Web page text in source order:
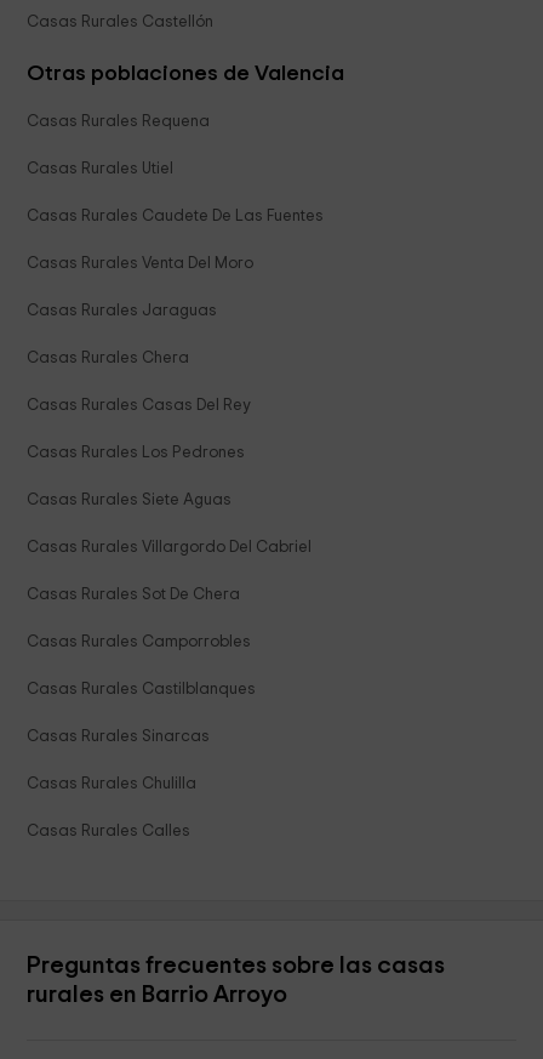
Casas Rurales Castellón
Otras poblaciones de Valencia
Casas Rurales Requena
Casas Rurales Utiel
Casas Rurales Caudete De Las Fuentes
Casas Rurales Venta Del Moro
Casas Rurales Jaraguas
Casas Rurales Chera
Casas Rurales Casas Del Rey
Casas Rurales Los Pedrones
Casas Rurales Siete Aguas
Casas Rurales Villargordo Del Cabriel
Casas Rurales Sot De Chera
Casas Rurales Camporrobles
Casas Rurales Castilblanques
Casas Rurales Sinarcas
Casas Rurales Chulilla
Casas Rurales Calles
Preguntas frecuentes sobre las casas
rurales en Barrio Arroyo